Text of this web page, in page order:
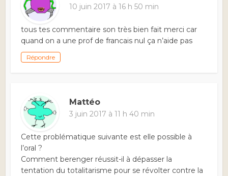
10 juin 2017 à 16 h 50 min
tous tes commentaire son très bien fait merci car
quand on a une prof de francais nul ça n’aide pas
Répondre
Mattéo
3 juin 2017 à 11 h 40 min
Cette problématique suivante est elle possible à
l’oral ?
Comment berenger réussit-il à dépasser la
tentation du totalitarisme pour se révolter contre la